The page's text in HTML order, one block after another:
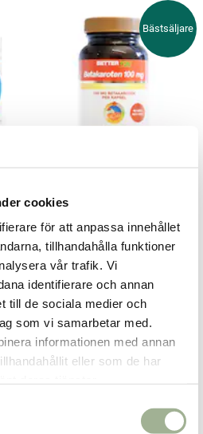
cookies
för att anpassa innehållet
tillhandahålla funktioner
vår trafik. Vi
identifierare och annan
till de sociala medier och
som vi samarbetar med.
informationen med annan
eller som de har
price:189 kr
Bästsäljare
Pris: 283 kr
283 kr
Lägg i varukorgen
-20%